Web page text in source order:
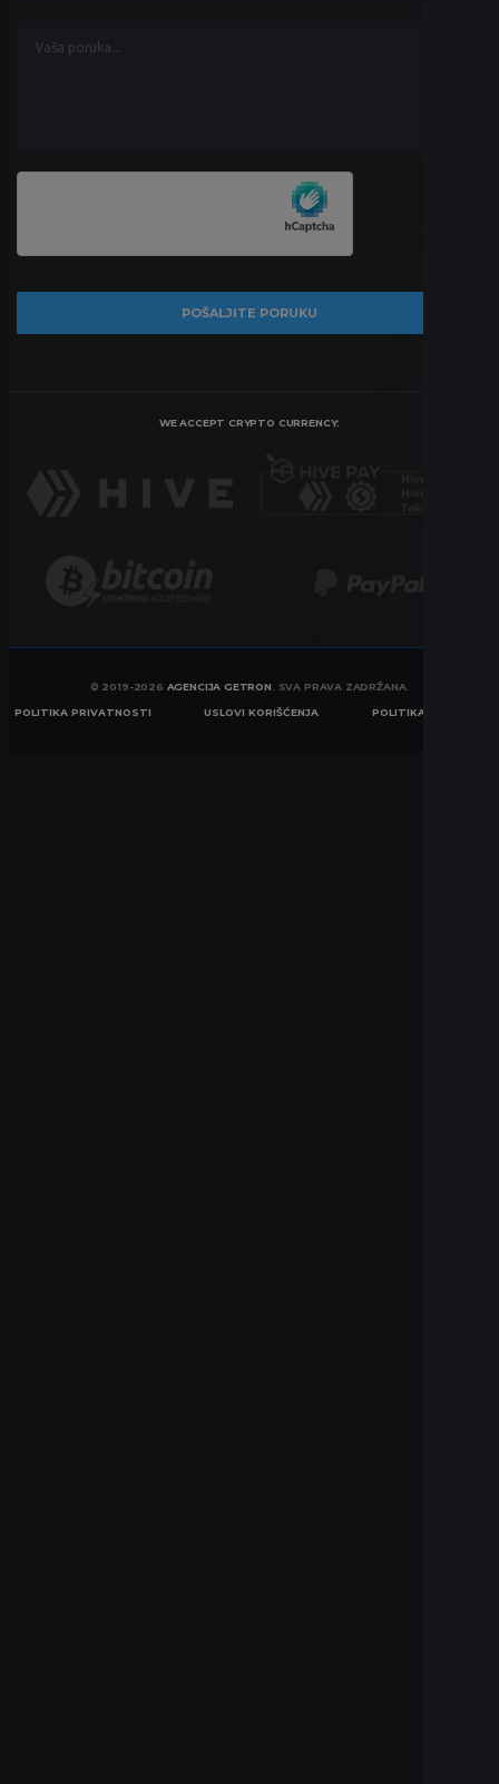
WE ACCEPT CRYPTO CURRENCY:
© 2019-2026 AGENCIJA GETRON . SVA PRAVA ZADRŽANA.
POLITIKA PRIVATNOSTI USLOVI KORIŠĆENJA POLITIKA KOLAČIĆA